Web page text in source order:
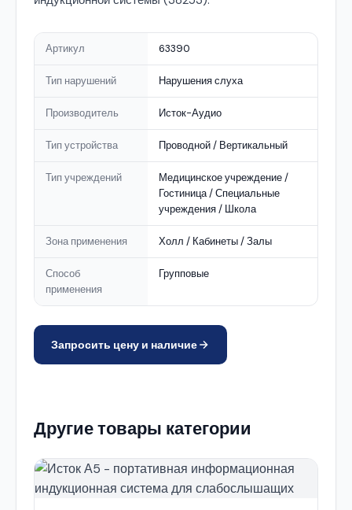
Артикул 63390
Тип нарушений Нарушения слуха
Производитель Исток-Аудио
Тип устройства Проводной / Вертикальный
Тип учреждений
Медицинское учреждение /
Гостиница / Специальные
учреждения / Школа
Зона применения Холл / Кабинеты / Залы
Способ
применения
Групповые
Запросить цену и наличие
Другие товары категории